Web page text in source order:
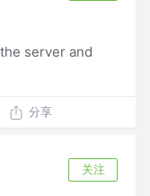
server and
分享
关注